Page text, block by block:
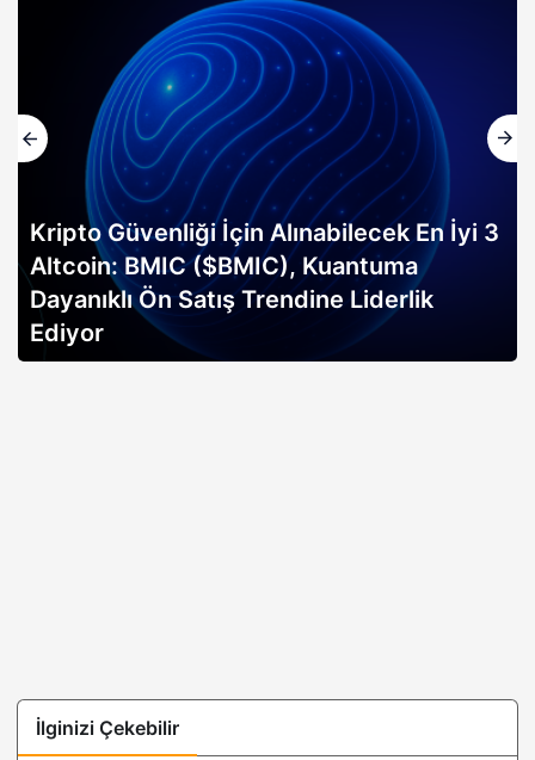
Kripto Güvenliği İçin Alınabilecek En İyi 3
Altcoin: BMIC ($BMIC), Kuantuma
Dayanıklı Ön Satış Trendine Liderlik
Ediyor
İlginizi Çekebilir